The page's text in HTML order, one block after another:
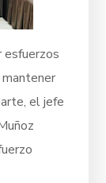
esfuerzos
el jefe